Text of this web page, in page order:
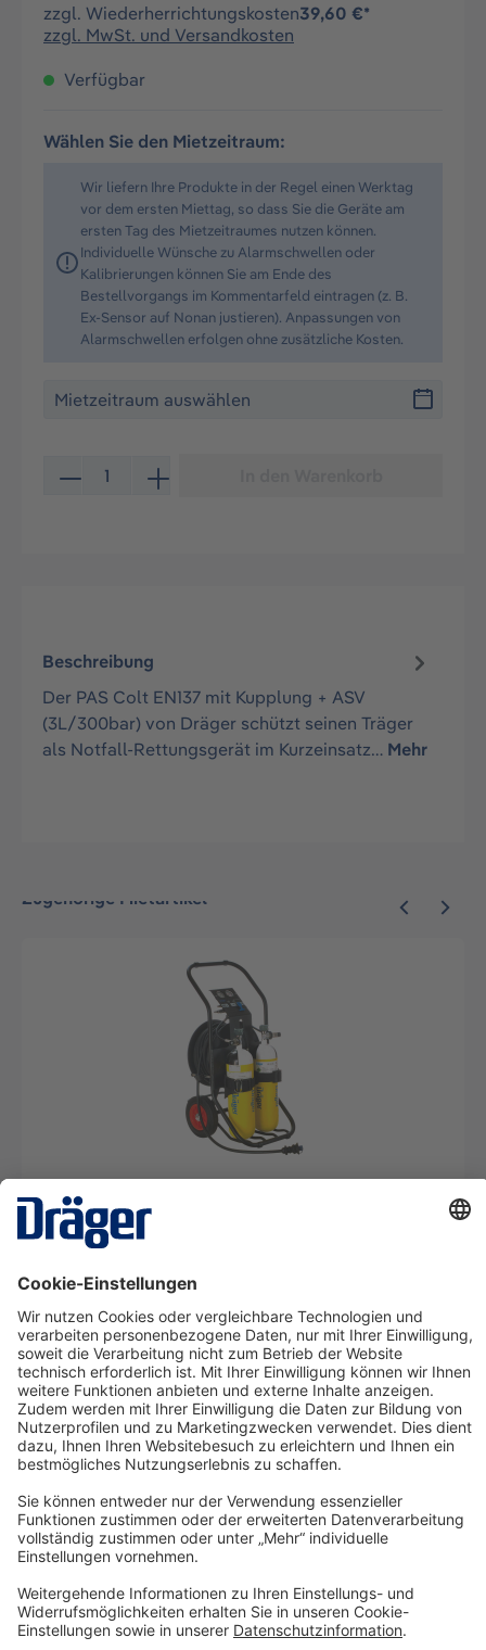
zzgl. Wiederherrichtungskosten39,60 €*
zzgl. MwSt. und Versandkosten
Verfügbar
Wählen Sie den Mietzeitraum:
Wir liefern Ihre Produkte in der Regel einen Werktag
vor dem ersten Miettag, so dass Sie die Geräte am
ersten Tag des Mietzeitraumes nutzen können.
Individuelle Wünsche zu Alarmschwellen oder
Kalibrierungen können Sie am Ende des
Bestellvorgangs im Kommentarfeld eintragen (z. B.
Ex-Sensor auf Nonan justieren). Anpassungen von
Alarmschwellen erfolgen ohne zusätzliche Kosten.
Produkt Anzahl: Gib den gewünschten Wert ein oder
Beschreibung
Der PAS Colt EN137 mit Kupplung + ASV
(3L/300bar) von Dräger schützt seinen Träger
als Notfall-Rettungsgerät im Kurzeinsatz… Mehr
Zugehörige Mietartikel
Druckluftschlauchgerät PAS AirPack 1 (1-2
Personen)
SRM03914
Ab 39,23 €* pro Tag
Details
Service-Hotline
Shop Service